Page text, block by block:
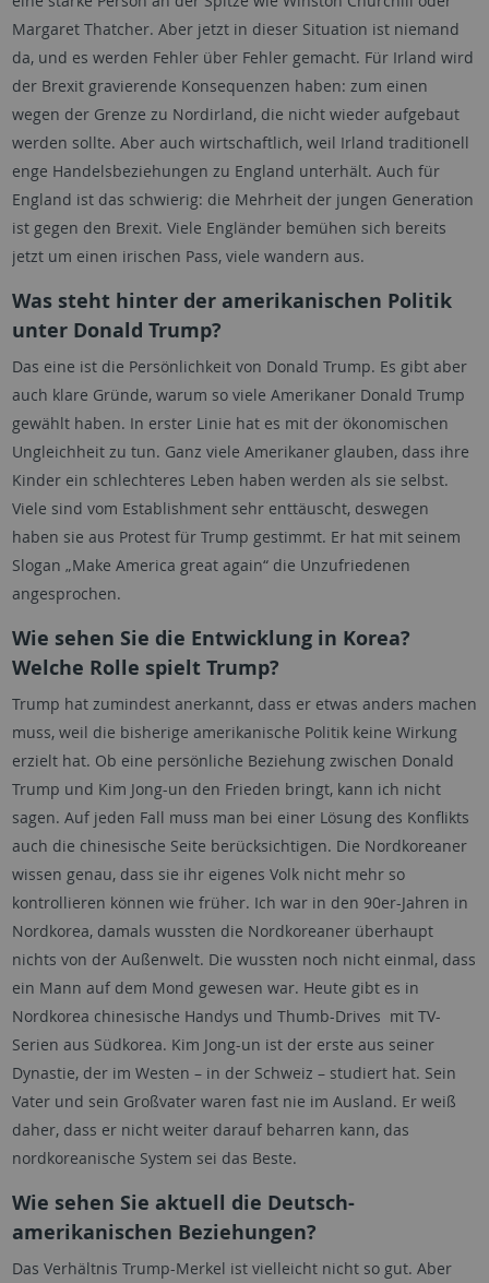
Margaret Thatcher. Aber jetzt in dieser Situation ist niemand
da, und es werden Fehler über Fehler gemacht. Für Irland wird
der Brexit gravierende Konsequenzen haben: zum einen
wegen der Grenze zu Nordirland, die nicht wieder aufgebaut
werden sollte. Aber auch wirtschaftlich, weil Irland traditionell
enge Handelsbeziehungen zu England unterhält. Auch für
England ist das schwierig: die Mehrheit der jungen Generation
ist gegen den Brexit. Viele Engländer bemühen sich bereits
jetzt um einen irischen Pass, viele wandern aus.
Was steht hinter der amerikanischen Politik
unter Donald Trump?
Das eine ist die Persönlichkeit von Donald Trump. Es gibt aber
auch klare Gründe, warum so viele Amerikaner Donald Trump
gewählt haben. In erster Linie hat es mit der ökonomischen
Ungleichheit zu tun. Ganz viele Amerikaner glauben, dass ihre
Kinder ein schlechteres Leben haben werden als sie selbst.
Viele sind vom Establishment sehr enttäuscht, deswegen
haben sie aus Protest für Trump gestimmt. Er hat mit seinem
Slogan „Make America great again“ die Unzufriedenen
angesprochen.
Wie sehen Sie die Entwicklung in Korea?
Welche Rolle spielt Trump?
Trump hat zumindest anerkannt, dass er etwas anders machen
muss, weil die bisherige amerikanische Politik keine Wirkung
erzielt hat. Ob eine persönliche Beziehung zwischen Donald
Trump und Kim Jong-un den Frieden bringt, kann ich nicht
sagen. Auf jeden Fall muss man bei einer Lösung des Konflikts
auch die chinesische Seite berücksichtigen. Die Nordkoreaner
wissen genau, dass sie ihr eigenes Volk nicht mehr so
kontrollieren können wie früher. Ich war in den 90er-Jahren in
Nordkorea, damals wussten die Nordkoreaner überhaupt
nichts von der Außenwelt. Die wussten noch nicht einmal, dass
ein Mann auf dem Mond gewesen war. Heute gibt es in
Nordkorea chinesische Handys und Thumb-Drives mit TV-
Serien aus Südkorea. Kim Jong-un ist der erste aus seiner
Dynastie, der im Westen – in der Schweiz – studiert hat. Sein
Vater und sein Großvater waren fast nie im Ausland. Er weiß
daher, dass er nicht weiter darauf beharren kann, das
nordkoreanische System sei das Beste.
Wie sehen Sie aktuell die Deutsch-
amerikanischen Beziehungen?
Das Verhältnis Trump-Merkel ist vielleicht nicht so gut. Aber